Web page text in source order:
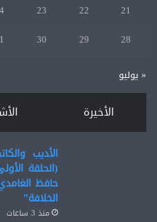
21
22
23
28
29
30
« يوليو
الأخيرة
الأديب
(الحلقة
حافظ
الخلافة”
منذ 3 ساعات